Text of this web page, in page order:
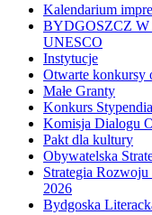
Kalendarium
BYDGOSZCZ
UNESCO
Instytucje
Otwarte konkursy
Małe Granty
Konkurs
Komisja Dialogu
Pakt dla kultury
Obywatelska
Strategia
2026
Bydgoska